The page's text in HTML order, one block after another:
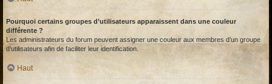
Pourquoi certains groupes d’utilisateurs apparaissent dans une couleur
différente ?
Les administrateurs du forum peuvent assigner une couleur aux membres d’un groupe
d’utilisateurs afin de faciliter leur identification.
Haut